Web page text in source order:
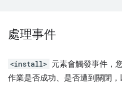
處理事件
<install> 元素會觸發事件，
作業是否成功、是否遭到關閉，